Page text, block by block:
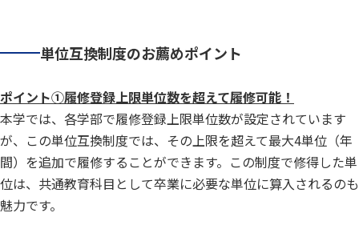
単位互換制度のお薦めポイント
ポイント①履修登録上限単位数を超えて履修可能！
本学では、各学部で履修登録上限単位数が設定されています
が、この単位互換制度では、その上限を超えて最大4単位（年
間）を追加で履修することができます。この制度で修得した単
位は、共通教育科目として卒業に必要な単位に算入されるのも
魅力です。